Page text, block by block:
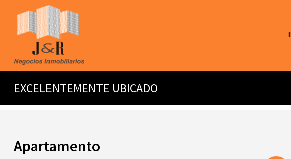
EXCELENTEMENTE UBICADO
Apartamento